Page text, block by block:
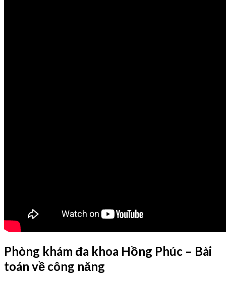
Phòng khám đa khoa Hồng Phúc – Bài
toán về công năng